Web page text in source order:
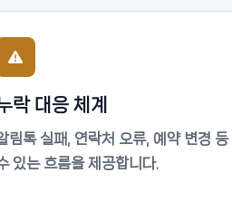
락 대응 체계
림톡 실패, 연락처 오류, 예약 변경
있는 흐름을 제공합니다.